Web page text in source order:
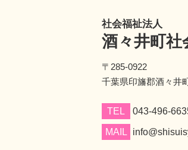
社会福祉法人
酒々井町社
〒285-0922
千葉県印旛郡酒々井
TEL 043-496-
MAIL